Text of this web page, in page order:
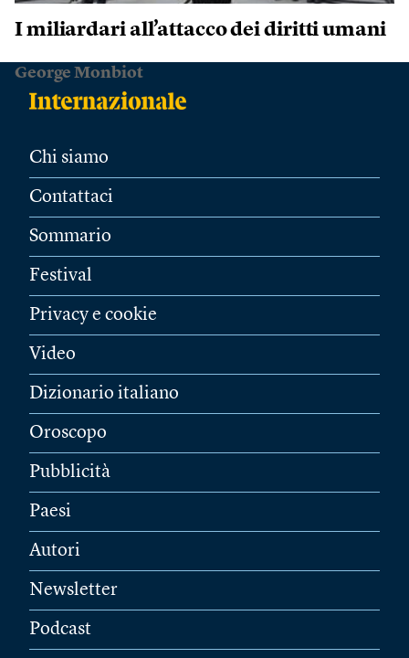
I miliardari all’attacco dei diritti umani
George Monbiot
Chi siamo
Contattaci
Sommario
Festival
Privacy e cookie
Video
Dizionario italiano
Oroscopo
Pubblicità
Paesi
Autori
Newsletter
Podcast